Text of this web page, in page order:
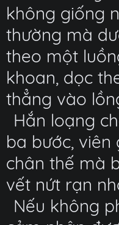
không giống
thường mà
theo một
khoan, dọc
thẳng vào
Hắn loạng
ba bước, viên
chân thế mà
vết nứt rạn
Nếu không